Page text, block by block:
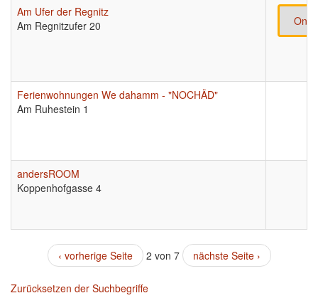
Am Ufer der Regnitz
Am Regnitzufer 20
Ferienwohnungen We dahamm - "NOCHÄD"
Am Ruhestein 1
andersROOM
Koppenhofgasse 4
‹ vorherige Seite 2 von 7 nächste Seite ›
Zurücksetzen der Suchbegriffe